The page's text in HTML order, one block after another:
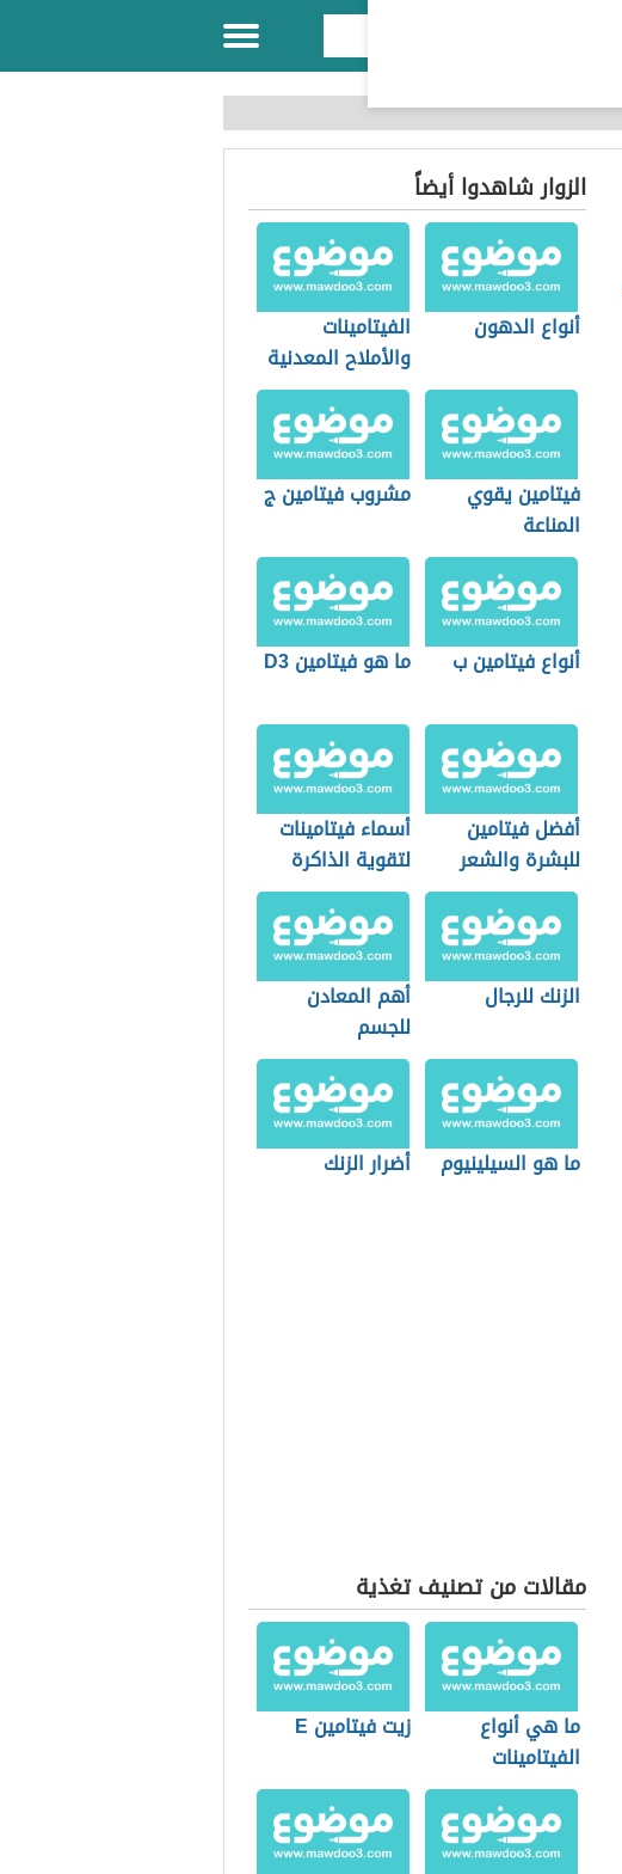
الزوار شاهدوا أيضاً
أنواع الدهون
الفيتامينات
والأملاح المعدنية
فيتامين يقوي
المناعة
مشروب فيتامين ج
أنواع فيتامين ب ما هو فيتامين D3
أفضل فيتامين
للبشرة والشعر
أسماء فيتامينات
لتقوية الذاكرة
الزنك للرجال
أهم المعادن
للجسم
ما هو السيلينيوم أضرار الزنك
مقالات من تصنيف تغذية
ما هي أنواع
الفيتامينات
زيت فيتامين E